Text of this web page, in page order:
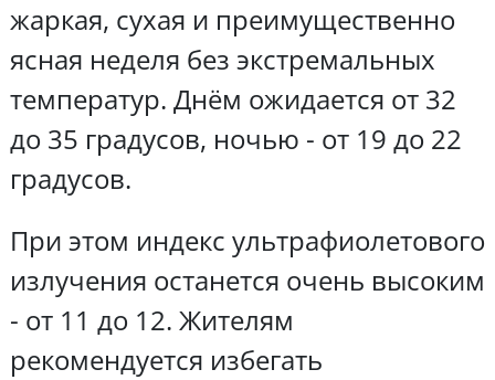
жаркая, сухая и преимущественно
ясная неделя без экстремальных
температур. Днём ожидается от 32
до 35 градусов, ночью - от 19 до 22
градусов.
При этом индекс ультрафиолетового
излучения останется очень высоким
- от 11 до 12. Жителям
рекомендуется избегать